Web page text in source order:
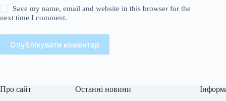
Save my name, email and website in this browser for the
next time I comment.
Опублікувати коментар
Про сайт Останні новини